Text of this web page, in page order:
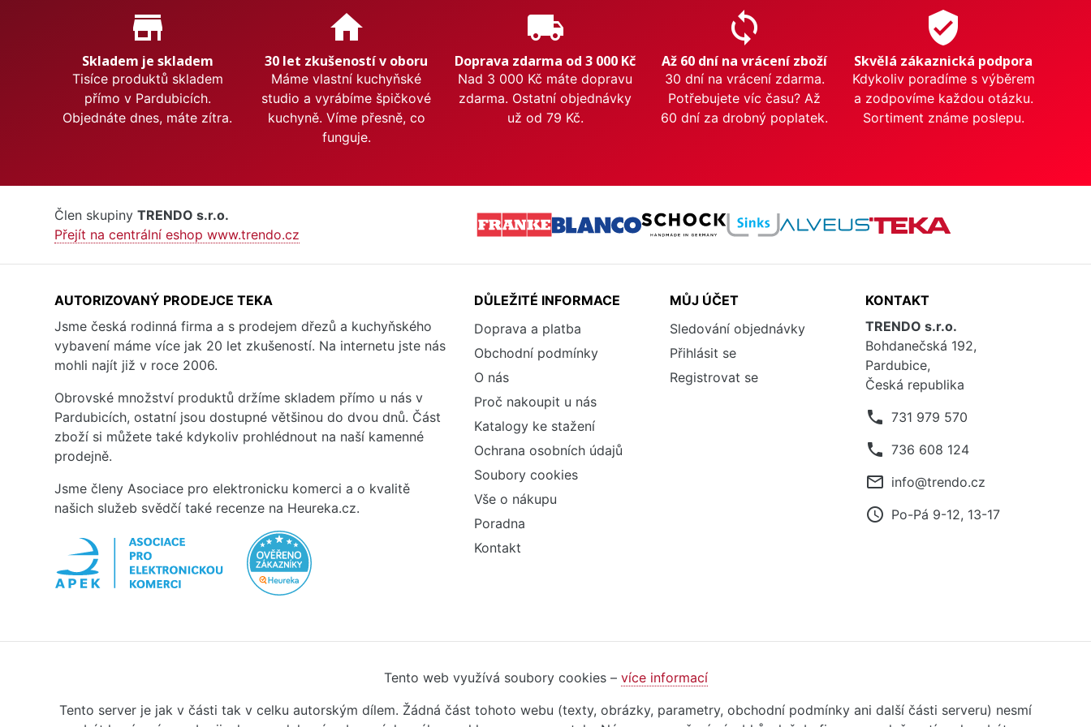
Proč nakupovat u nás?
store_mall_directory
Skladem je skladem
Tisíce produktů skladem
přímo v Pardubicích.
Objednáte dnes, máte zítra.
home
30 let zkušeností v oboru
Máme vlastní kuchyňské
studio a vyrábíme špičkové
kuchyně. Víme přesně, co
funguje.
local_shipping
Doprava zdarma od 3 000 Kč
Nad 3 000 Kč máte dopravu
zdarma. Ostatní objednávky
už od 79 Kč.
sync
Až 60 dní na vrácení zboží
30 dní na vrácení zdarma.
Potřebujete víc času? Až
60 dní za drobný poplatek.
verified_user
Skvělá zákaznická podpora
Kdykoliv poradíme s výběrem
a zodpovíme každou otázku.
Sortiment známe poslepu.
Člen skupiny TRENDO s.r.o.
Přejít na centrální eshop www.trendo.cz
AUTORIZOVANÝ PRODEJCE TEKA
Jsme česká rodinná firma a s prodejem dřezů a kuchyňského
vybavení máme více jak 20 let zkušeností. Na internetu jste nás
mohli najít již v roce 2006.
Obrovské množství produktů držíme skladem přímo u nás v
Pardubicích, ostatní jsou dostupné většinou do dvou dnů. Část
zboží si můžete také kdykoliv prohlédnout na naší kamenné
prodejně.
Jsme členy Asociace pro elektronicku komerci a o kvalitě
našich služeb svědčí také recenze na Heureka.cz.
DŮLEŽITÉ INFORMACE
Doprava a platba
Obchodní podmínky
O nás
Proč nakoupit u nás
Katalogy ke stažení
Ochrana osobních údajů
Soubory cookies
Vše o nákupu
Poradna
Kontakt
MŮJ ÚČET
Sledování objednávky
Přihlásit se
Registrovat se
KONTAKT
TRENDO s.r.o.
Bohdanečská 192,
Pardubice,
Česká republika
phone 731 979 570
phone 736 608 124
mail_outline info@trendo.cz
access_time Po-Pá 9-12, 13-17
Tento web využívá soubory cookies – více informací
Tento server je jak v části tak v celku autorským dílem. Žádná část tohoto webu (texty, obrázky, parametry, obchodní podmínky ani další části serveru) nesmí